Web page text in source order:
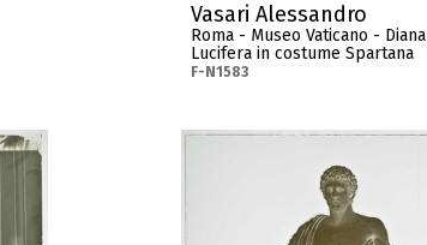
Vasari Alessandro
Roma - Museo Vaticano - Diana
Lucifera in costume Spartana
F-N1583